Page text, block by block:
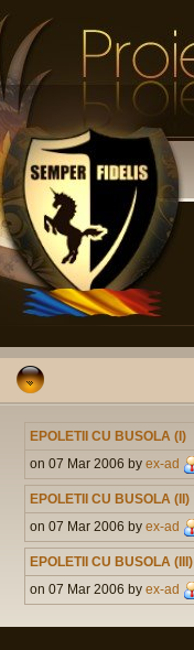
EPOLETII CU BUSOLA (I)
on 07 Mar 2006 by ex-ad
EPOLETII CU BUSOLA (II)
on 07 Mar 2006 by ex-ad
EPOLETII CU BUSOLA (III)
on 07 Mar 2006 by ex-ad